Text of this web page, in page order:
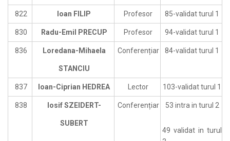
822 Ioan FILIP Profesor 85-validat turul 1
830 Radu-Emil PRECUP Profesor 94-validat turul 1
836 Loredana-Mihaela
STANCIU
Conferențiar 84-validat turul 1
837 Ioan-Ciprian HEDREA Lector 103-validat turul 1
838 Iosif SZEIDERT-
SUBERT
Conferențiar 53 intra in turul 2
49 validat in turul